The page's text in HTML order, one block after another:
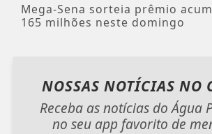
Mega-Sena sorteia prêmio
165 milhões neste domingo
NOSSAS NOTÍCIAS NO
Receba as notícias do Água
no seu app favorito de